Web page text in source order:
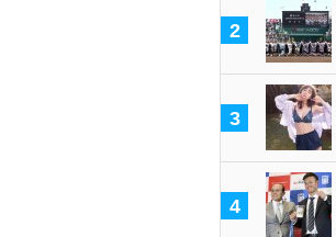
2
3
4